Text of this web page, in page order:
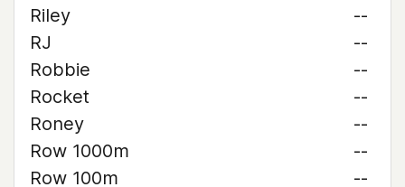
Riley
--
RJ
--
Robbie
--
Rocket
--
Roney
--
Row 1000m
--
Row 100m
--